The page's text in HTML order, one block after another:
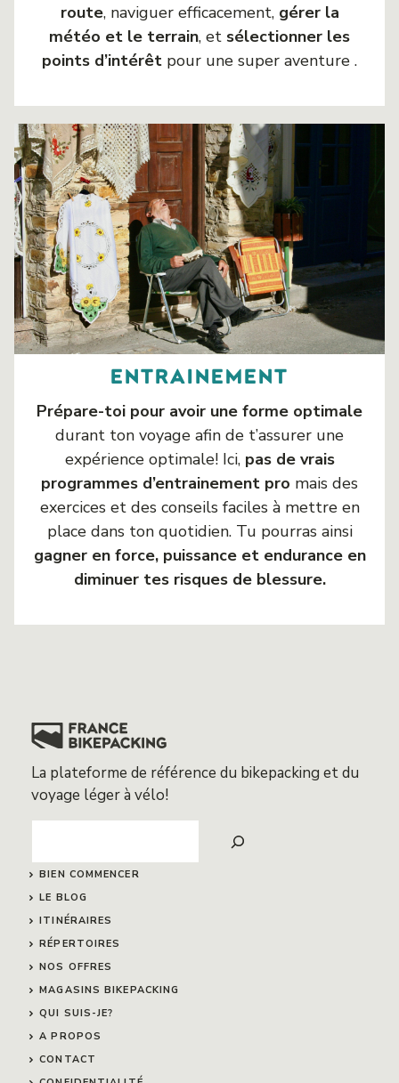
route, naviguer efficacement, gérer la
météo et le terrain, et sélectionner les
points d’intérêt pour une super aventure .
entrainement
Prépare-toi pour avoir une forme optimale
durant ton voyage afin de t’assurer une
expérience optimale! Ici, pas de vrais
programmes d’entrainement pro mais des
exercices et des conseils faciles à mettre en
place dans ton quotidien. Tu pourras ainsi
gagner en force, puissance et endurance en
diminuer tes risques de blessure.
La plateforme de référence du bikepacking et du
voyage léger à vélo!
BIEN COMMENCER
LE BLOG
ITINÉRAIRES
RÉPERTOIRES
NOS OFFRES
MAGASINS BIKEPACKING
QUI SUIS-JE?
A PROPOS
CONTACT